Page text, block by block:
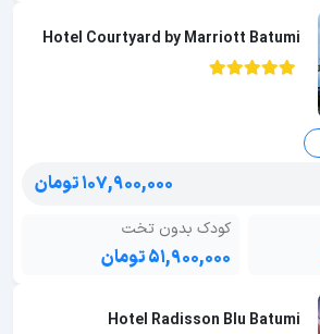
Hotel Courtyard by Marriott Batumi
۱۰۷,۹۰۰,۰۰۰ تومان
کودک بدون تخت
۵۱,۹۰۰,۰۰۰ تومان
Hotel Radisson Blu Batumi